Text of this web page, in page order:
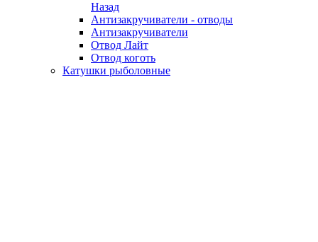
Назад
Антизакручиватели - отводы
Антизакручиватели
Отвод Лайт
Отвод коготь
Катушки рыболовные